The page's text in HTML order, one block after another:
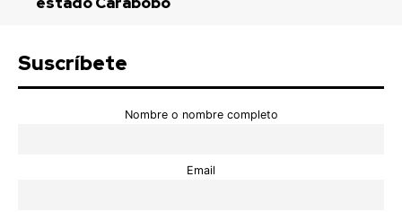
Suscríbete
Nombre o nombre completo
Email